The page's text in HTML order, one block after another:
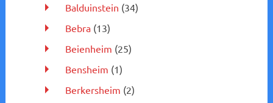
Balduinstein (34)
Bebra(13)
Beienheim (25)
Bensheim (1)
Berkersheim (2)